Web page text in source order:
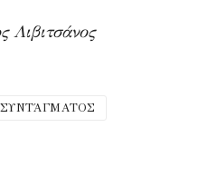
Λιβιτσάνος